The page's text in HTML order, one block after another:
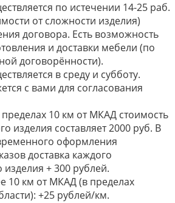
по истечении 14-25 раб.
от сложности изделия)
договора. Есть возможность
и доставки мебели (по
договорённости).
в среду и субботу.
с вами для согласования
10 км от МКАД стоимость
изделия составляет 2000 руб. В
оформления
доставка каждого
+ 300 рублей.
10 км от МКАД (в пределах
+25 рублей/км.